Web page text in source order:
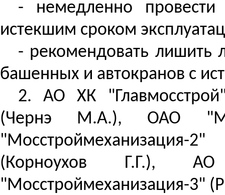
- немедленно
истекшим сроком
- рекомендовать лишить
башенных и автокранов с
2. АО ХК
(Чернэ М.А.), ОАО
(Корноухов Г.Г.),
"Мосстроймеханизация-3"